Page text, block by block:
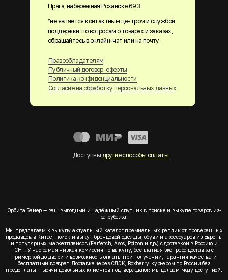
Прага, набережная Роханске 693
Правообладателям
Публичный договор-оферты
Политика конфиденциальности
Согласие на обработку персональных данных
Доступны другие способы оплаты
*не является контактным центром и службой
поддержки. по вопросам о товарах и заказах,
обращайтесь в онлайн-чат или на почту.
Орбита Байер — ваш выгодный и надёжный спутник в поиске и выкупе товаров из-
за рубежа.
Мы предлагаем к выкупу актуальный каталог премиальных реплик от проверенных
продавцов в Китае, поиск и выкуп брендовой одежды, обуви и аксессуаров из Европы
и популярных маркетплейсов (Farfetch, Asos, Poizon и др.) с доставкой в Россию и
СНГ. У нас самая низкая комиссия по выкупу, бесплатная экспресс доставка с
примеркой до двери и возможность оплаты при получении, гарантия качества и
бесплатный возврат. Доставка через СДЭК, Boxberry, курьером по России без
предоплаты. Тысячи довольных клиентов подтверждают: мы делаем моду доступной.